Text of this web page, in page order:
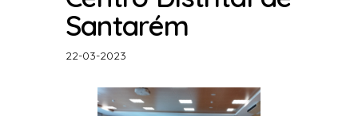
Santarém
22-03-2023